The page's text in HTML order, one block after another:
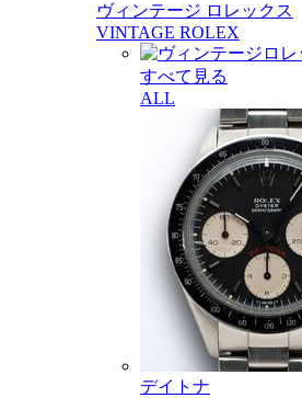
ヴィンテージ ロレックス
VINTAGE ROLEX
すべて見る
ALL
デイトナ